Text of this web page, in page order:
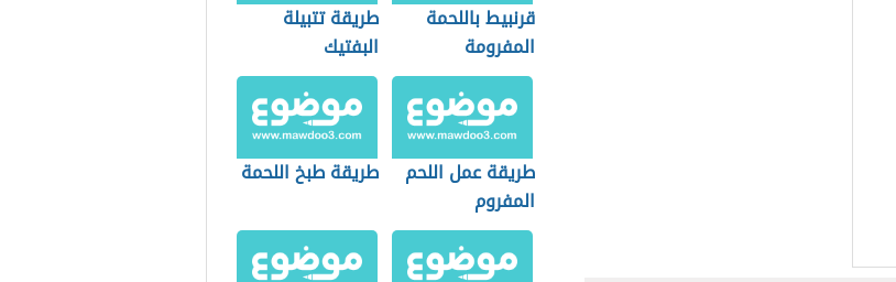
قرنبيط باللحمة
المفرومة
طريقة تتبيلة
البفتيك
طريقة عمل اللحم
المفروم
طريقة طبخ اللحمة